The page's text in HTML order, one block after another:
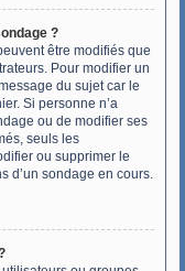
?
être modifiés que
Pour modifier un
du sujet car le
Si personne n’a
ou de modifier ses
seuls les
ou supprimer le
d’un sondage en cours.